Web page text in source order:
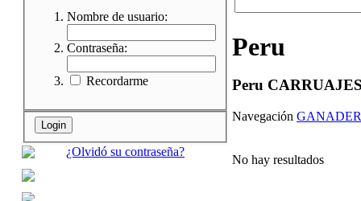
Nombre de usuario:
Contraseña:
Recordarme
¿Olvidó su contraseña?
Peru
Peru
Navegación
No hay resultados